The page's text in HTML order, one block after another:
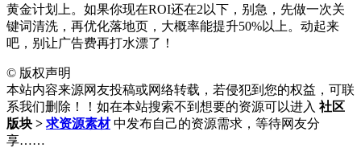
黄金计划上。如果你现在ROI还在2以下，别急，先做一次关
键词清洗，再优化落地页，大概率能提升50%以上。动起来
吧，别让广告费再打水漂了！
© 版权声明
本站内容来源网友投稿或网络转载，若侵犯到您的权益，可联
系我们删除！！如在本站搜索不到想要的资源可以进入 社区
版块 > 求资源素材 中发布自己的资源需求，等待网友分
享……